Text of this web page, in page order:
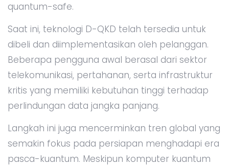
quantum-safe.
Saat ini, teknologi D-QKD telah tersedia untuk
dibeli dan diimplementasikan oleh pelanggan.
Beberapa pengguna awal berasal dari sektor
telekomunikasi, pertahanan, serta infrastruktur
kritis yang memiliki kebutuhan tinggi terhadap
perlindungan data jangka panjang.
Langkah ini juga mencerminkan tren global yang
semakin fokus pada persiapan menghadapi era
pasca-kuantum. Meskipun komputer kuantum